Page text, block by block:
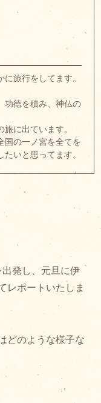
旅行をしてます。
功徳を積み、神仏の
に出ています。
国の一ノ宮を全てを
いと思ってます。
発し、元旦に伊
レポートいたしま
どのような様子な